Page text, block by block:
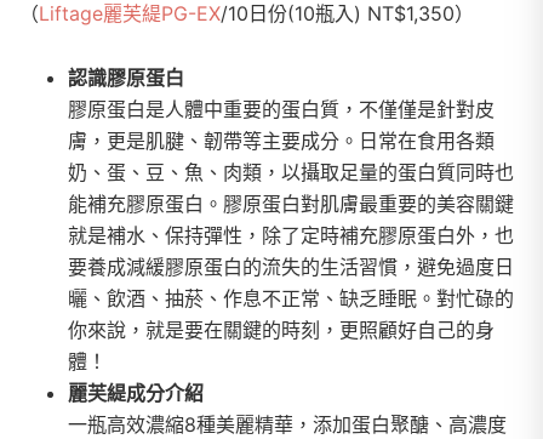
（Liftage麗芙緹PG-EX/10日份(10瓶入) NT$1,350）
認識膠原蛋白
膠原蛋白是人體中重要的蛋白質，不僅僅是針對皮
膚，更是肌腱、韌帶等主要成分。日常在食用各類
奶、蛋、豆、魚、肉類，以攝取足量的蛋白質同時也
能補充膠原蛋白。膠原蛋白對肌膚最重要的美容關鍵
就是補水、保持彈性，除了定時補充膠原蛋白外，也
要養成減緩膠原蛋白的流失的生活習慣，避免過度日
曬、飲酒、抽菸、作息不正常、缺乏睡眠。對忙碌的
你來說，就是要在關鍵的時刻，更照顧好自己的身
體！
麗芙緹成分介紹
一瓶高效濃縮8種美麗精華，添加蛋白聚醣、高濃度